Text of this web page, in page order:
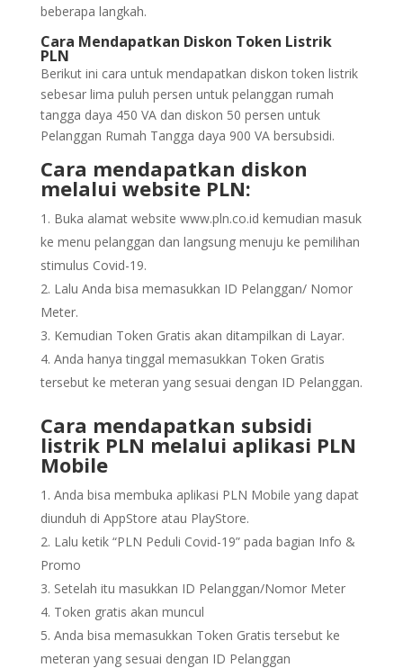
beberapa langkah.
Cara Mendapatkan Diskon Token Listrik
PLN
Berikut ini cara untuk mendapatkan diskon token listrik
sebesar lima puluh persen untuk pelanggan rumah
tangga daya 450 VA dan diskon 50 persen untuk
Pelanggan Rumah Tangga daya 900 VA bersubsidi.
Cara mendapatkan diskon
melalui website PLN:
Buka alamat website www.pln.co.id kemudian masuk
ke menu pelanggan dan langsung menuju ke pemilihan
stimulus Covid-19.
Lalu Anda bisa memasukkan ID Pelanggan/ Nomor
Meter.
Kemudian Token Gratis akan ditampilkan di Layar.
Anda hanya tinggal memasukkan Token Gratis
tersebut ke meteran yang sesuai dengan ID Pelanggan.
Cara mendapatkan subsidi
listrik PLN melalui aplikasi PLN
Mobile
Anda bisa membuka aplikasi PLN Mobile yang dapat
diunduh di AppStore atau PlayStore.
Lalu ketik “PLN Peduli Covid-19” pada bagian Info &
Promo
Setelah itu masukkan ID Pelanggan/Nomor Meter
Token gratis akan muncul
Anda bisa memasukkan Token Gratis tersebut ke
meteran yang sesuai dengan ID Pelanggan